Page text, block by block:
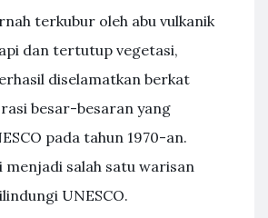
terkubur oleh abu vulkanik
dan tertutup vegetasi,
diselamatkan berkat
besar-besaran yang
pada tahun 1970-an.
menjadi salah satu warisan
UNESCO.